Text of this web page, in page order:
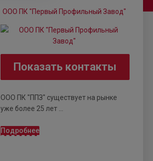
ООО ПК "Первый Профильный Завод"
Показать контакты
ООО ПК "ППЗ" существует на рынке
уже более 25 лет ...
Подробнее